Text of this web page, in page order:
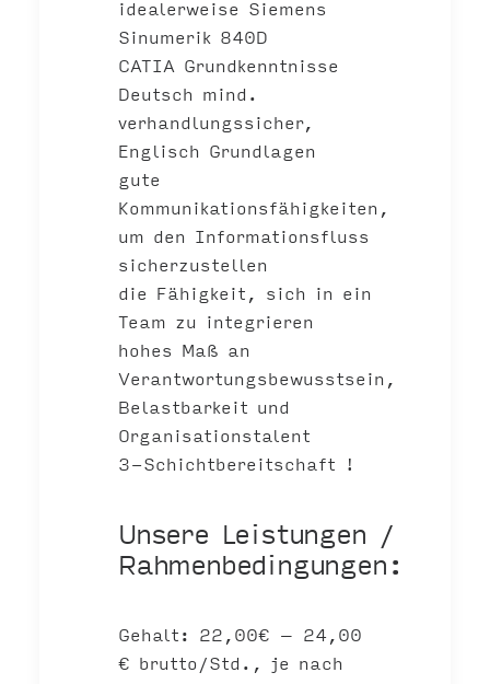
idealerweise Siemens
Sinumerik 840D
CATIA Grundkenntnisse
Deutsch mind.
verhandlungssicher,
Englisch Grundlagen
gute
Kommunikationsfähigkeiten,
um den Informationsfluss
sicherzustellen
die Fähigkeit, sich in ein
Team zu integrieren
hohes Maß an
Verantwortungsbewusstsein,
Belastbarkeit und
Organisationstalent
3-Schichtbereitschaft !
Unsere Leistungen /
Rahmenbedingungen:
Gehalt: 22,00€ – 24,00
€ brutto/Std., je nach